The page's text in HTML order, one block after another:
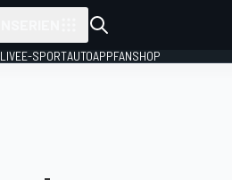
LIVEE-SPORTAUTOAPPFANSHOP